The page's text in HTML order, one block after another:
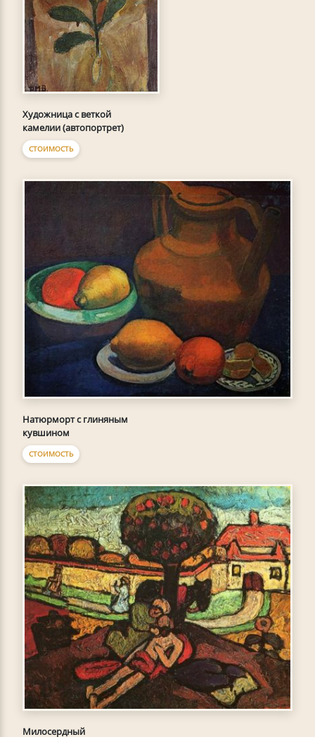
Художница с веткой
камелии (автопортрет)
СТОИМОСТЬ
Натюрморт с глиняным
кувшином
СТОИМОСТЬ
Милосердный